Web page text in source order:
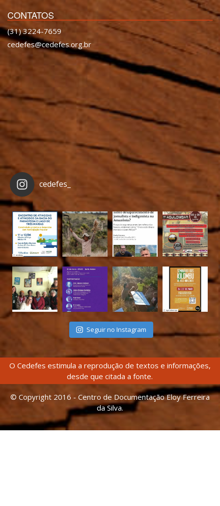
CONTATOS
(31) 3224-7659
cedefes@cedefes.org.br
cedefes_
Seguir no Instagram
O Cedefes estimula a reprodução de textos e informações,
desde que citada a fonte.
© Copyright 2016 - Centro de Documentação Eloy Ferreira
da Silva.